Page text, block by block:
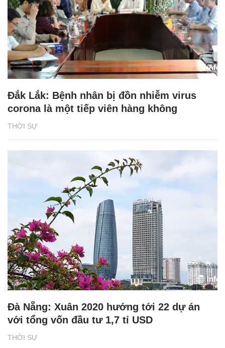
THỜI SỰ
Đắk Lắk: Bệnh nhân bị đồn nhiễm virus
corona là một tiếp viên hàng không
THỜI SỰ
Đà Nẵng: Xuân 2020 hướng tới 22 dự án
với tổng vốn đầu tư 1,7 tỉ USD